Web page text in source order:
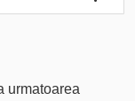
urmatoarea